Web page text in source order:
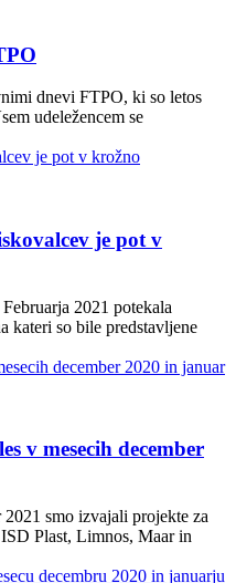
dnevi FTPO, ki so letos
udeležencem se
je pot v
2021 potekala
kateri so bile predstavljene
v mesecih december
smo izvajali projekte za
Plast, Limnos, Maar in